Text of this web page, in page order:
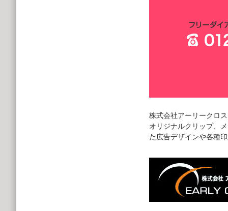
株式会社アーリークロ
オリジナルクリップ、
た広告デザインや各種